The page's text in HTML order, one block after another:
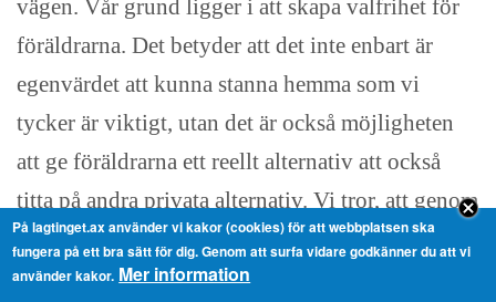
vägen. Vår grund ligger i att skapa valfrihet för
föräldrarna. Det betyder att det inte enbart är
egenvärdet att kunna stanna hemma som vi
tycker är viktigt, utan det är också möjligheten
att ge föräldrarna ett reellt alternativ att också
titta på andra privata alternativ. Vi tror, att genom
att jobba vidare med det här förslaget kan man
erbjuda föräldrarna den här friheten. Vi tror
På lagtinget.ax använder vi kakor (cookies) för att webbplatsen ska
fungera på ett bra sätt för dig. Genom att surfa vidare godkänner du att vi
använder kakor. Mer information